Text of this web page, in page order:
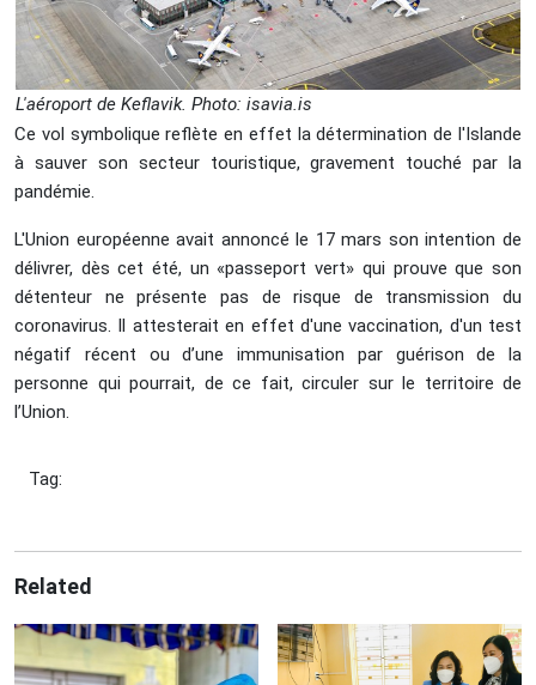
L'aéroport de Keflavik. Photo: isavia.is
Ce vol symbolique reflète en effet la détermination de l'Islande
à sauver son secteur touristique, gravement touché par la
pandémie.
L'Union européenne avait annoncé le 17 mars son intention de
délivrer, dès cet été, un «passeport vert» qui prouve que son
détenteur ne présente pas de risque de transmission du
coronavirus. Il attesterait en effet d'une vaccination, d'un test
négatif récent ou d’une immunisation par guérison de la
personne qui pourrait, de ce fait, circuler sur le territoire de
l’Union.
Tag:
Related